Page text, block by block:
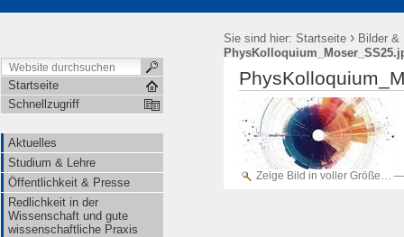
Sie sind hier: Startseite › Bilder &
Startseite
Schnellzugriff
Aktuelles
Studium & Lehre
Öffentlichkeit & Presse
Redlichkeit in der
Wissenschaft und gute
wissenschaftliche Praxis
Zeige Bild in voller Größe…